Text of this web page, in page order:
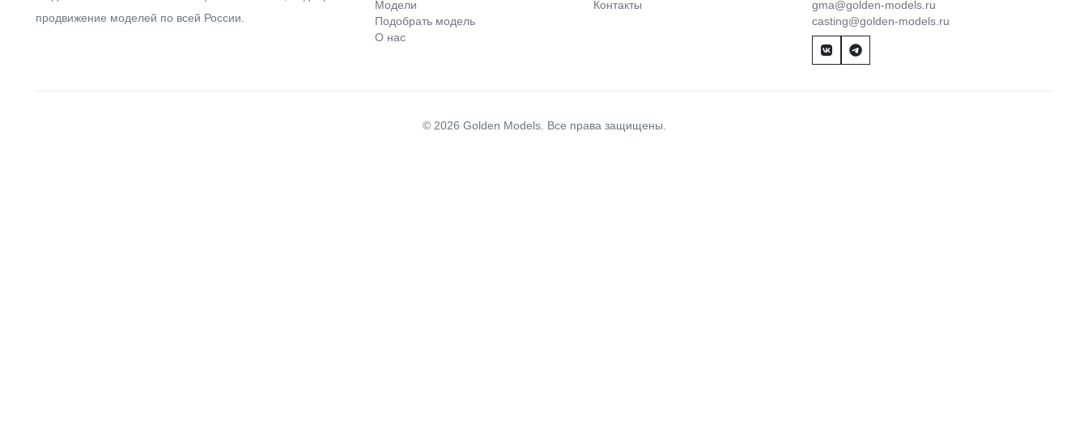
продвижение моделей по всей России.
Модели
Подобрать модель
О нас
Контакты
gma@golden-models.ru
casting@golden-models.ru
© 2026 Golden Models. Все права защищены.